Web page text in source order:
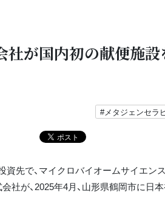
社が国内初の献便施
#メタジェンセラ
先で、マイクロバイオームサイエン
社が、2025年4月、山形県鶴岡市に日